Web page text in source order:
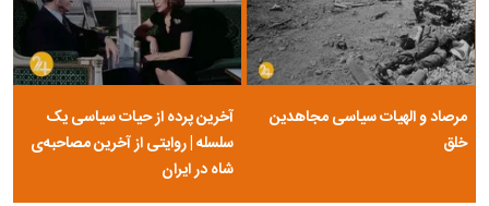
مرصاد و الهیات سیاسی مجاهدین
خلق
آخرین پرده از حیات سیاسی یک
سلسله | روایتی از آخرین مصاحبه‌ی
شاه در ایران